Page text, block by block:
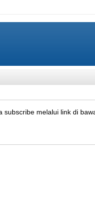
subscribe melalui link di